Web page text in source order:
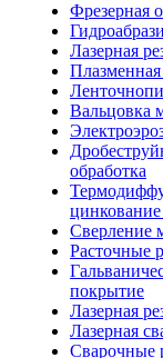
Фрезерная
Лазерная
Плазменная
Вальцовка
обработка
цинкование
Сверление
Расточные
покрытие
Лазерная
Лазерная
Сварочные